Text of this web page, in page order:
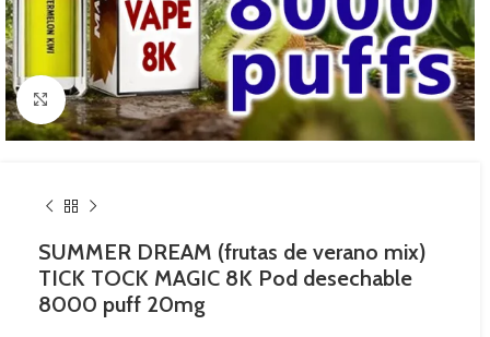
Haga Click para agrandar
SUMMER DREAM (frutas de verano mix)
TICK TOCK MAGIC 8K Pod desechable
8000 puff 20mg